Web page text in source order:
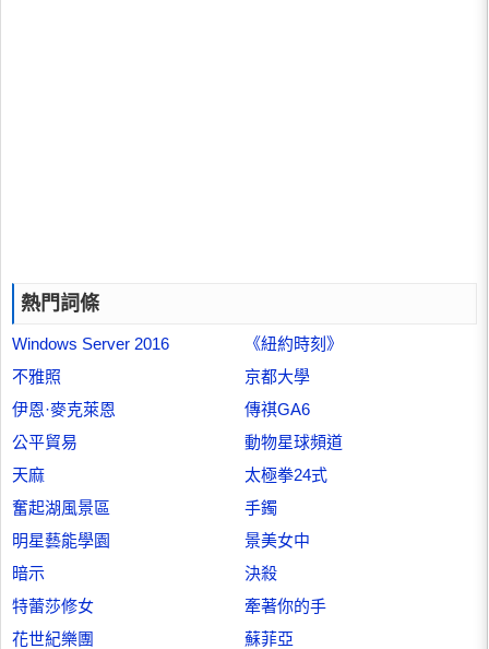
熱門詞條
Windows Server 2016
《紐約時刻》
不雅照
京都大學
伊恩·麥克萊恩
傳祺GA6
公平貿易
動物星球頻道
天麻
太極拳24式
奮起湖風景區
手鐲
明星藝能學園
景美女中
暗示
決殺
特蕾莎修女
牽著你的手
花世紀樂團
蘇菲亞